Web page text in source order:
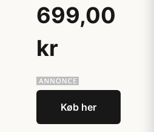
699,00
kr
Køb her